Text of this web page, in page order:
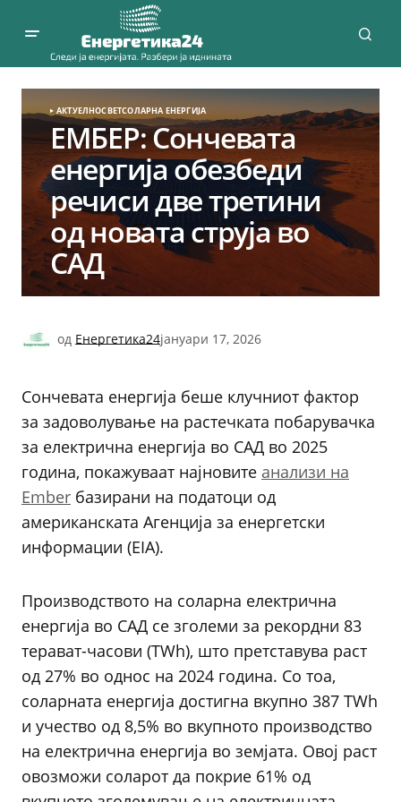
АКТУЕЛНОСВЕТСОЛАРНА EНЕРГИЈА
ЕМБЕР: Сончевата
енергија обезбеди
речиси две третини
од новата струја во
САД
од Енергетика24јануари 17, 2026
Сончевата енергија беше клучниот фактор
за задоволување на растечката побарувачка
за електрична енергија во САД во 2025
година, покажуваат најновите анализи на
Ember базирани на податоци од
американската Агенција за енергетски
информации (EIA).
Производството на соларна електрична
енергија во САД се зголеми за рекордни 83
терават-часови (TWh), што претставува раст
од 27% во однос на 2024 година. Со тоа,
соларната енергија достигна вкупно 387 TWh
и учество од 8,5% во вкупното производство
на електрична енергија во земјата. Овој раст
овозможи соларот да покрие 61% од